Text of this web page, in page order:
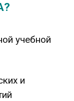
учебной
и